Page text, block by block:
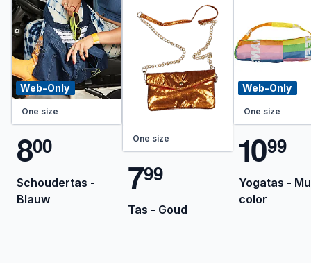
Web-Only
One size
800
Schoudertas -
Blauw
One size
799
Tas - Goud
Web-Only
One size
1099
Yogatas -
color